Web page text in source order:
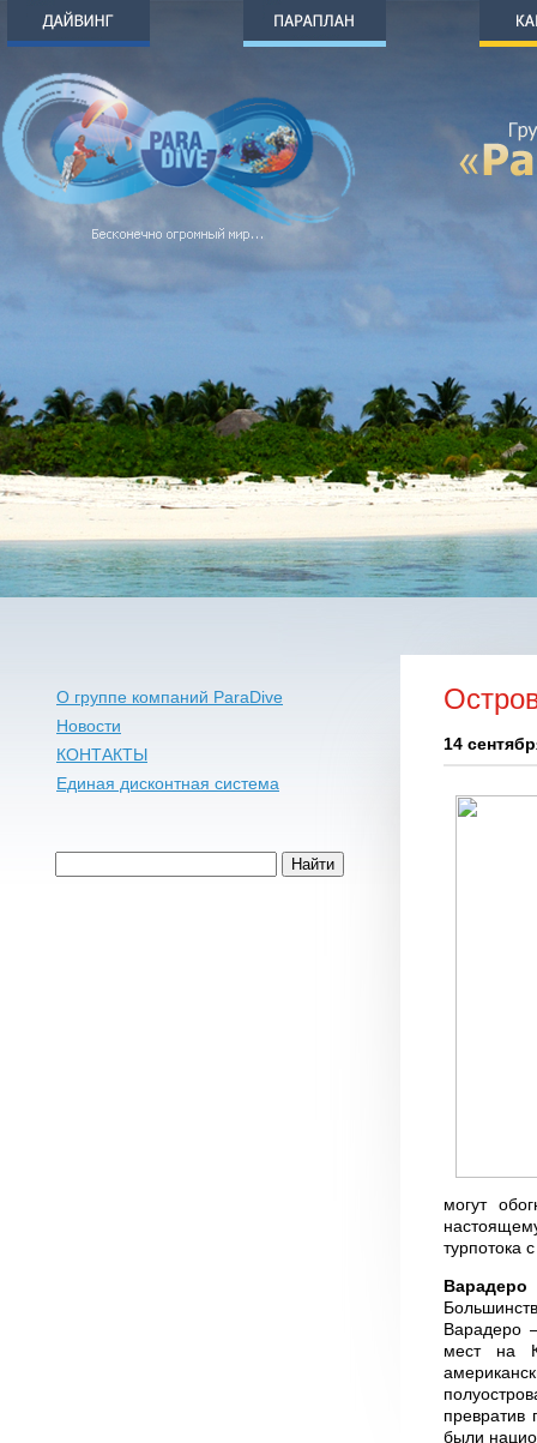
О группе компаний ParaDive
Новости
КОНТАКТЫ
Единая дисконтная система
14
могут
турпотока
Варадеро
Варадеро
мест на
превратив
были